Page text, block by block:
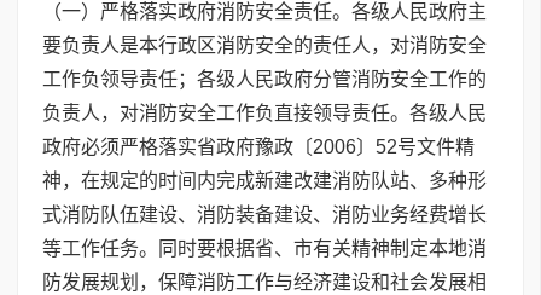
（一）严格落实政府消防安全责任。各级人民政府主
要负责人是本行政区消防安全的责任人，对消防安全
工作负领导责任；各级人民政府分管消防安全工作的
负责人，对消防安全工作负直接领导责任。各级人民
政府必须严格落实省政府豫政〔2006〕52号文件精
神，在规定的时间内完成新建改建消防队站、多种形
式消防队伍建设、消防装备建设、消防业务经费增长
等工作任务。同时要根据省、市有关精神制定本地消
防发展规划，保障消防工作与经济建设和社会发展相